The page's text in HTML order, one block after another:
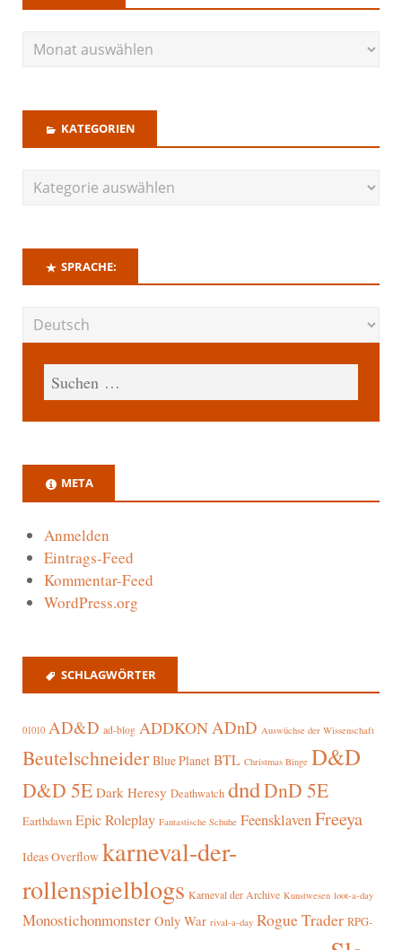
KATEGORIEN
SPRACHE:
META
Anmelden
Eintrags-Feed
Kommentar-Feed
WordPress.org
SCHLAGWÖRTER
01010 AD&D ad-blog ADDKONADnD Auswüchse der Wissenschaft
Beutelschneider Blue Planet BTL Christmas Binge D&D
D&D 5E Dark Heresy Deathwatch dndDnD 5E
Earthdawn Epic Roleplay Fantastische Schuhe FeensklavenFreeya
Ideas Overflow karneval-der-
rollenspielblogs Karneval der Archive Kunstwesen loot-a-day
Monostichonmonster Only War rival-a-day Rogue Trader RPG-